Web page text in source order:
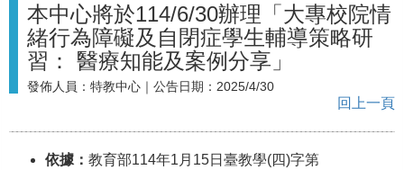
本中心將於114/6/30辦理「大專校院情
緒行為障礙及自閉症學生輔導策略研
習： 醫療知能及案例分享」
發佈人員： 特教中心 ｜公告日期： 2025/4/30
回上一頁
依據： 教育部114年1月15日臺教學(四)字第